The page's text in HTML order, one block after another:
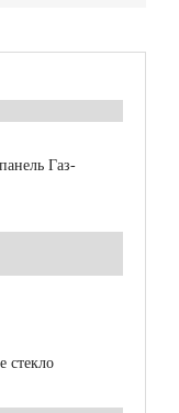
Газ-
стекло